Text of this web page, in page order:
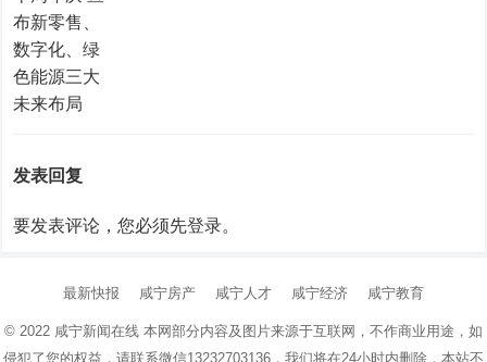
发表回复
要发表评论，您必须先登录。
最新快报 咸宁房产 咸宁人才 咸宁经济 咸宁教育
© 2022 咸宁新闻在线本网部分内容及图片来源于互联网，不作商业用途，如
侵犯了您的权益，请联系微信13232703136，我们将在24小时内删除，本站不